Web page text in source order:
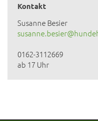
Kontakt
Susanne Besier
0162-3112669
ab 17 Uhr